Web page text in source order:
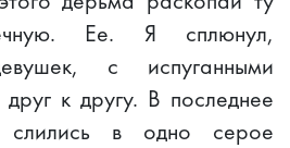
Ее. Я сплюнул,
с испуганными
к другу. В последнее
в одно серое